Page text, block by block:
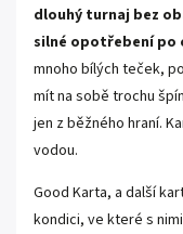
dlouhý turnaj bez
silné opotřebení po
mnoho bílých teček,
mít na sobě trochu
jen z běžného hraní.
vodou.
Good Karta, a další
kondici, ve které s